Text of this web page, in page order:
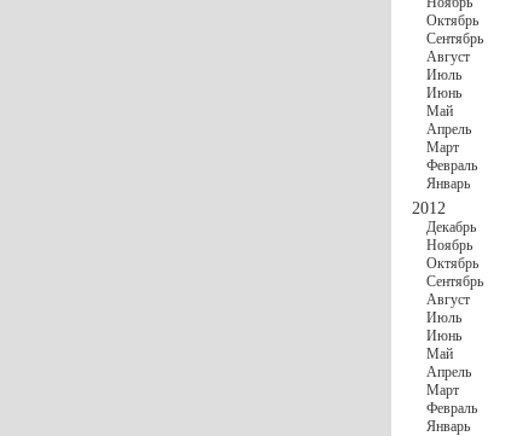
Октябрь
Сентябрь
Август
Июль
Июнь
Май
Апрель
Март
Февраль
Январь
2012
Декабрь
Ноябрь
Октябрь
Сентябрь
Август
Июль
Июнь
Май
Апрель
Март
Февраль
Январь